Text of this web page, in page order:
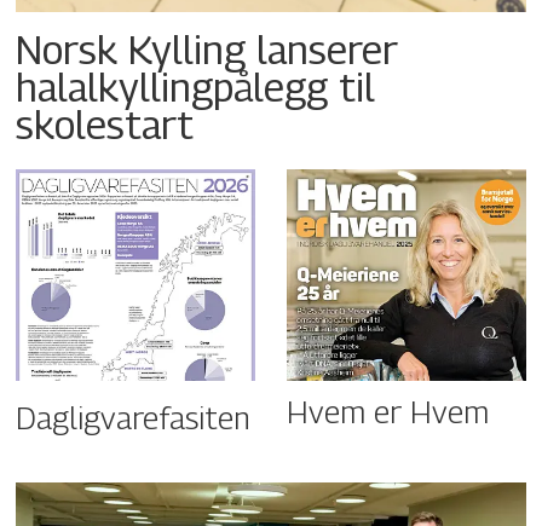
Norsk Kylling lanserer
halalkyllingpålegg til
skolestart
Dagligvarefasiten Hvem er Hvem